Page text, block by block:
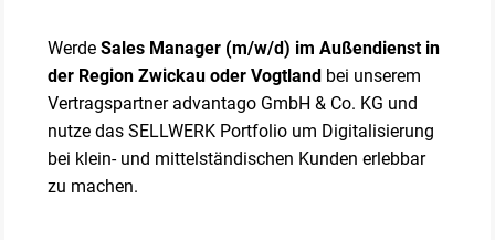
WerdeSales Manager (m/w/d) im Außendienst in
der Region Zwickau oder Vogtland bei unserem
Vertragspartner advantago GmbH & Co. KG und
nutze das SELLWERK Portfolio um Digitalisierung
bei klein- und mittelständischen Kunden erlebbar
zu machen.